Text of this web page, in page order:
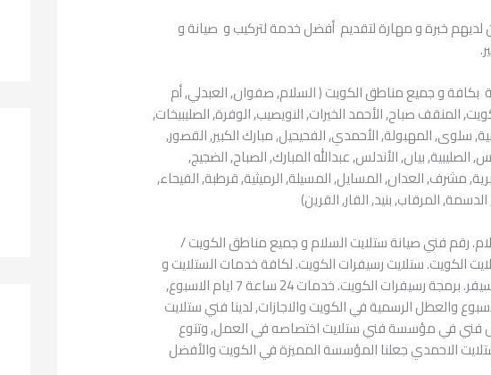
لديهم خبرة و مهارة لتقديم أفضل خدمة لتركيب و صيانة و
24 ساعة بكافة و جميع مناطق الكويت ( السلام, صفوان, العبدلي, أم
المنقف صباح, الأحمد الخيرات, النويصيب, الوفرة, الصليبيخات,
سلوى, المهبولة, الأحمدي, الفحيحيل, مبارك الكبير, القصور,
الصليبية, بيان, الأندلس, عبدالله المبارك, الصباح, الضجيج,
مشرف, العدان, المسايل, المسيلة, الرميثية, قرطبة, الفيحاء,
المرقاب, بنيد, القار, القرين)
رقم فني صيانة ستلايت السلام و جميع مناطق الكويت /
ستلايت الكويت. ستلايت رسيفرات الكويت. لكافة خدمات الستلايت و
الرسيفر. صيانة دش و رسيفر. برمجة رسيفرات الكويت. خدمات 24 ساعة 7 ايام الاسبوع,
والعطل الرسمية في الكويت والاجازات, لدينا فني ستلايت
فني في مؤسسة فني ستلايت اختصاصه في العمل, وتنوع
الاحمدي جعلنا المؤسسة المميزة في الكويت والأفضل